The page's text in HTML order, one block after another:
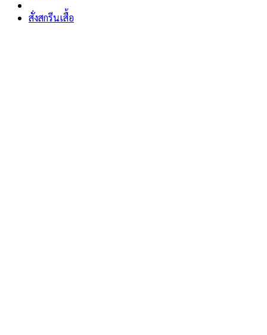
สั่งสกรีนเสื้อ